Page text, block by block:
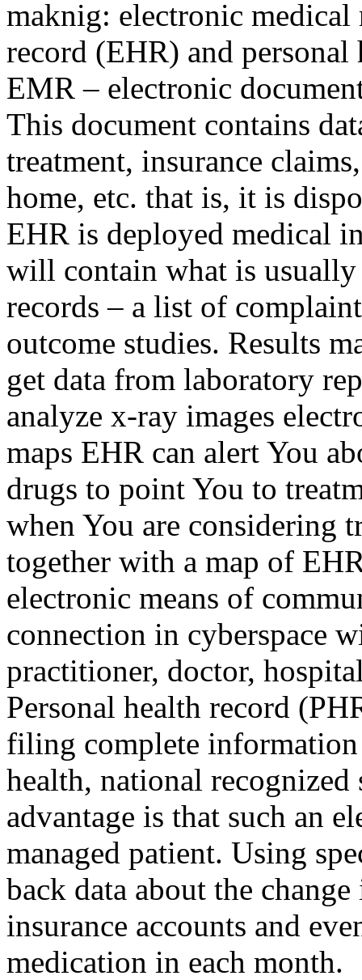
maknig: electronic
record (EHR) and
EMR – electronic
This document contains
treatment, insurance
home, etc. that is, it is
EHR is deployed medical
will contain what is
records – a list of
outcome studies. Results
get data from laboratory
analyze x-ray images
maps EHR can alert You
drugs to point You to
when You are considering
together with a map of
electronic means of
connection in cyberspace
practitioner, doctor,
Personal health record
filing complete information
health, national recognized
advantage is that such an
managed patient. Using
back data about the
insurance accounts and
medication in each month.